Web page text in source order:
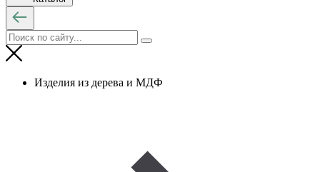
Изделия из дерева и МДФ